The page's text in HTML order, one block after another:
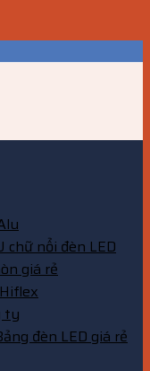
chữ nổi đèn LED
giá rẻ
ty
đèn LED giá rẻ